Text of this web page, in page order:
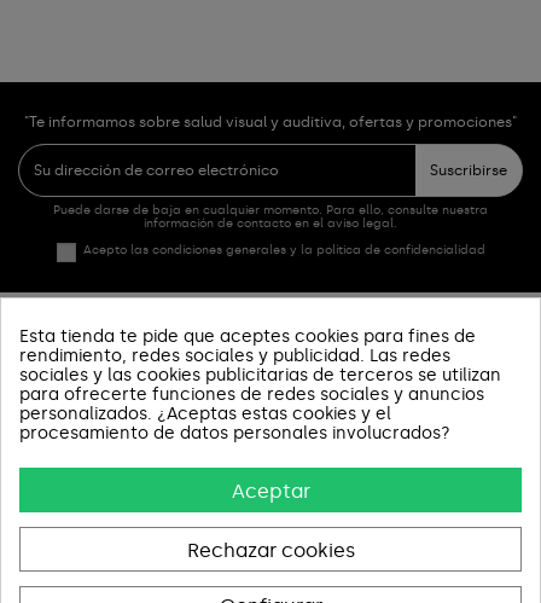
"Te informamos sobre salud visual y auditiva, ofertas y promociones"
Suscribirse
Puede darse de baja en cualquier momento. Para ello, consulte nuestra
información de contacto en el aviso legal.
Acepto las condiciones generales y la política de confidencialidad
PRODUCTOS
SOBRE NOSOTROS
INFORMACIÓN Y AYUDA
Esta tienda te pide que aceptes cookies para fines de
rendimiento, redes sociales y publicidad. Las redes
sociales y las cookies publicitarias de terceros se utilizan
para ofrecerte funciones de redes sociales y anuncios
personalizados. ¿Aceptas estas cookies y el
procesamiento de datos personales involucrados?
Aceptar
Rechazar cookies